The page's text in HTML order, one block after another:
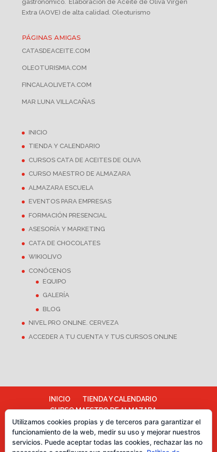
gastronómico. Elaboración de Aceite de Oliva Virgen
Extra (AOVE) de alta calidad. Oleoturismo
PÁGINAS AMIGAS
CATASDEACEITE.COM
OLEOTURISMIA.COM
FINCALAOLIVETA.COM
MAR LUNA VILLACAÑAS
INICIO
TIENDA Y CALENDARIO
CURSOS CATA DE ACEITES DE OLIVA
CURSO MAESTRO DE ALMAZARA
ALMAZARA ESCUELA
EVENTOS PARA EMPRESAS
FORMACIÓN PRESENCIAL
ASESORÍA Y MARKETING
CATA DE CHOCOLATES
WIKIOLIVO
CONÓCENOS
EQUIPO
GALERÍA
BLOG
NIVEL PRO ONLINE. CERVEZA
ACCEDER A TU CUENTA Y TUS CURSOS ONLINE
INICIO
TIENDA Y CALENDARIO
CURSO MAESTRO DE ALMAZARA
ALMAZARA ESCUELA
TÉRMINOS Y CONDICIONES
Más información sobre las cookies
Utilizamos cookies propias y de terceros para garantizar el
funcionamiento de la web, medir su uso y mejorar nuestros
servicios. Puede aceptar todas las cookies, rechazar las no